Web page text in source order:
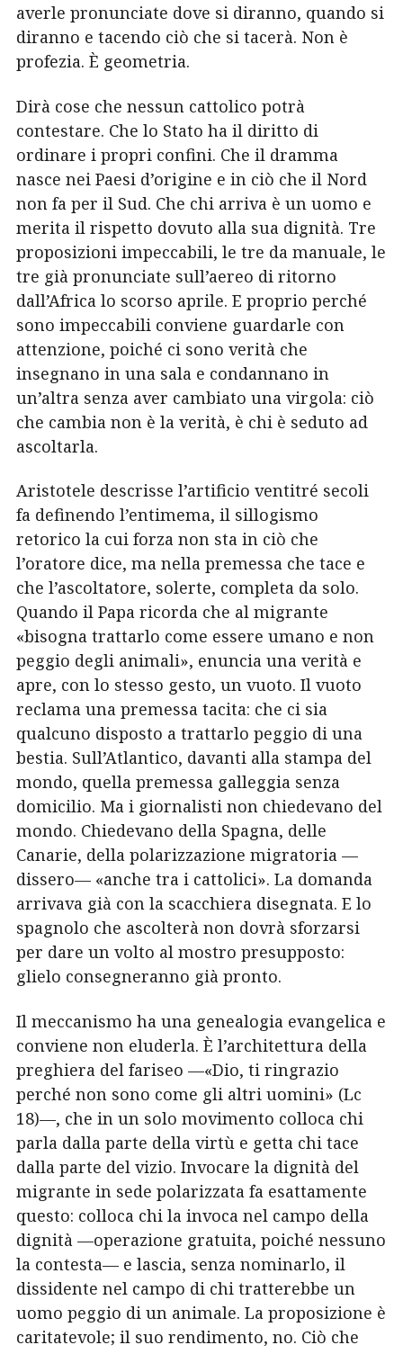
averle pronunciate dove si diranno, quando si
diranno e tacendo ciò che si tacerà. Non è
profezia. È geometria.
Dirà cose che nessun cattolico potrà
contestare. Che lo Stato ha il diritto di
ordinare i propri confini. Che il dramma
nasce nei Paesi d’origine e in ciò che il Nord
non fa per il Sud. Che chi arriva è un uomo e
merita il rispetto dovuto alla sua dignità. Tre
proposizioni impeccabili, le tre da manuale, le
tre già pronunciate sull’aereo di ritorno
dall’Africa lo scorso aprile. E proprio perché
sono impeccabili conviene guardarle con
attenzione, poiché ci sono verità che
insegnano in una sala e condannano in
un’altra senza aver cambiato una virgola: ciò
che cambia non è la verità, è chi è seduto ad
ascoltarla.
Aristotele descrisse l’artificio ventitré secoli
fa definendo l’entimema, il sillogismo
retorico la cui forza non sta in ciò che
l’oratore dice, ma nella premessa che tace e
che l’ascoltatore, solerte, completa da solo.
Quando il Papa ricorda che al migrante
«bisogna trattarlo come essere umano e non
peggio degli animali», enuncia una verità e
apre, con lo stesso gesto, un vuoto. Il vuoto
reclama una premessa tacita: che ci sia
qualcuno disposto a trattarlo peggio di una
bestia. Sull’Atlantico, davanti alla stampa del
mondo, quella premessa galleggia senza
domicilio. Ma i giornalisti non chiedevano del
mondo. Chiedevano della Spagna, delle
Canarie, della polarizzazione migratoria —
dissero— «anche tra i cattolici». La domanda
arrivava già con la scacchiera disegnata. E lo
spagnolo che ascolterà non dovrà sforzarsi
per dare un volto al mostro presupposto:
glielo consegneranno già pronto.
Il meccanismo ha una genealogia evangelica e
conviene non eluderla. È l’architettura della
preghiera del fariseo —«Dio, ti ringrazio
perché non sono come gli altri uomini» (Lc
18)—, che in un solo movimento colloca chi
parla dalla parte della virtù e getta chi tace
dalla parte del vizio. Invocare la dignità del
migrante in sede polarizzata fa esattamente
questo: colloca chi la invoca nel campo della
dignità —operazione gratuita, poiché nessuno
la contesta— e lascia, senza nominarlo, il
dissidente nel campo di chi tratterebbe un
uomo peggio di un animale. La proposizione è
caritatevole; il suo rendimento, no. Ciò che